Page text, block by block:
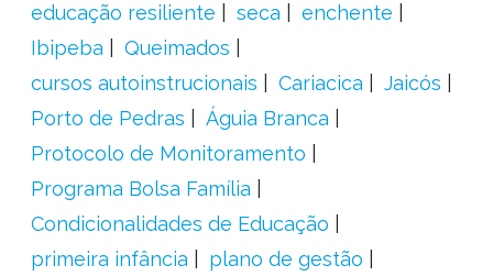
educação resiliente
seca
enchente
Ibipeba
Queimados
cursos autoinstrucionais
Cariacica
Jaicós
Porto de Pedras
Águia Branca
Protocolo de Monitoramento
Programa Bolsa Família
Condicionalidades de Educação
primeira infância
plano de gestão